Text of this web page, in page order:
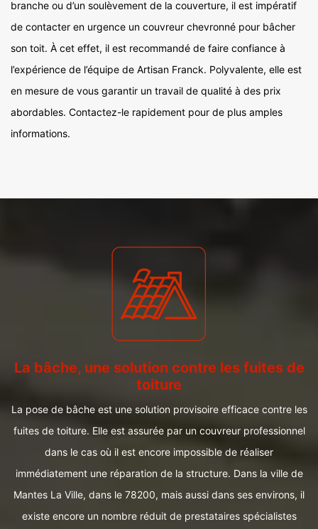
branche ou d’un soulèvement de la couverture, il est impératif
de contacter en urgence un couvreur chevronné pour bâcher
son toit. À cet effet, il est recommandé de faire confiance à
l’expérience de l’équipe de Artisan Franck. Polyvalente, elle est
en mesure de vous garantir un travail de qualité à des prix
abordables. Contactez-le rapidement pour de plus amples
informations.
La bâche, une solution contre les fuites de
toiture
La pose de bâche est une solution provisoire efficace contre les
fuites de toiture. Elle est assurée par un couvreur professionnel
dans le cas où il est encore impossible de réaliser
immédiatement une réparation de la structure. Dans la ville de
Mantes La Ville, dans le 78200, mais aussi dans ses environs, il
existe encore un nombre réduit de prestataires spécialistes